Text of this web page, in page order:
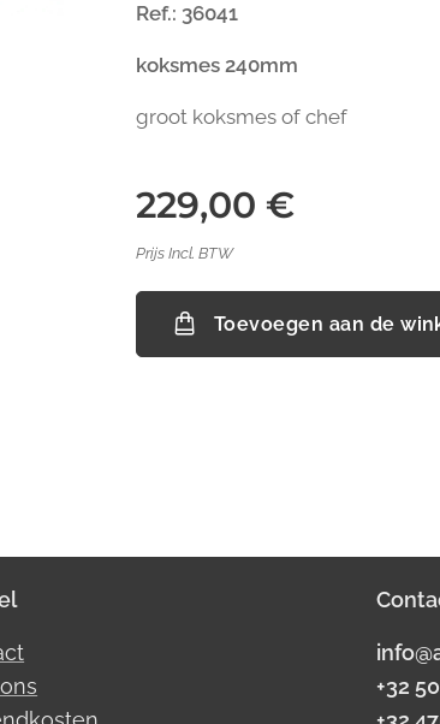
Ref.: 36041
koksmes 240mm
groot koksmes of chef
229,00 €
Prijs Incl. BTW
Toevoegen aan de
+32